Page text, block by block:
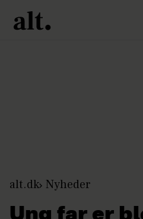
alt.dk Nyheder